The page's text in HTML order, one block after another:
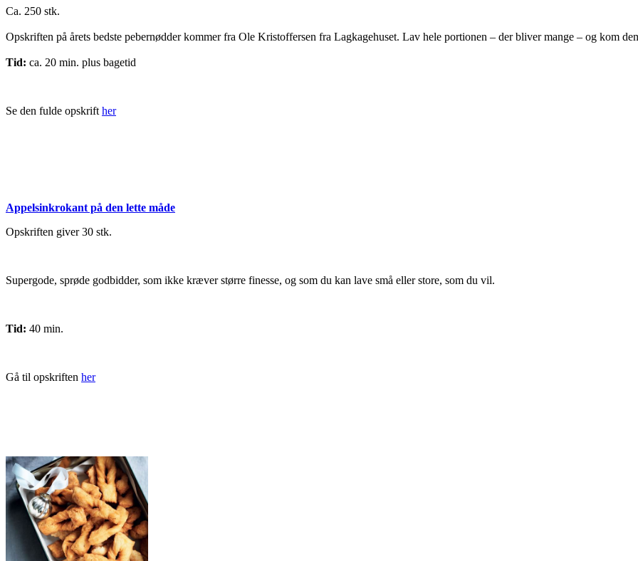
Ca. 250 stk.
Opskriften på årets bedste pebernødder kommer fra Ole Kristoffersen fra Lagkagehuset. Lav hele portionen – der bliver mange – og kom
Tid: ca. 20 min. plus bagetid
Se den fulde opskrifther
Appelsinkrokantpå den lette måde
Opskriften giver 30 stk.
Supergode, sprøde godbidder, som ikke kræver større finesse, og som du kan lave små eller store, som du vil.
Tid: 40 min.
Gå til opskriften her